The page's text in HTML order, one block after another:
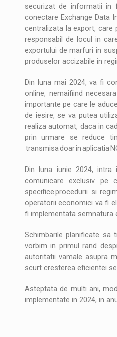
securizat de informatii in
conectare Exchange Data
centralizata la export, care
responsabil de locul in
exportului de marfuri in
produselor accizabile in
Din luna mai 2024, va fi
online, nemaifiind
importante pe care le
de iesire, se va putea
realiza automat, daca in
prin urmare se reduce
transmisa doar in aplicatia
Din luna iunie 2024,
comunicare exclusiv pe
specifice procedurii si
operatorii economici va fi
fi implementata semnatura
Schimbarile planificate sa
vorbim in primul rand
autoritatii vamale asupra
scurt cresterea eficientei
Asteptata de multi ani,
implementate in 2024, in